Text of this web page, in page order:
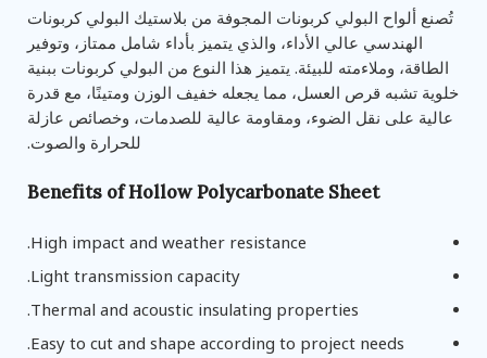
تُصنع ألواح البولي كربونات المجوفة من بلاستيك البولي كربونات
الهندسي عالي الأداء، والذي يتميز بأداء شامل ممتاز، وتوفير
الطاقة، وملاءمته للبيئة. يتميز هذا النوع من البولي كربونات ببنية
خلوية تشبه قرص العسل، مما يجعله خفيف الوزن ومتينًا، مع قدرة
عالية على نقل الضوء، ومقاومة عالية للصدمات، وخصائص عازلة
للحرارة والصوت.
Benefits of Hollow Polycarbonate Sheet
High impact and weather resistance.
Light transmission capacity.
Thermal and acoustic insulating properties.
Easy to cut and shape according to project needs.